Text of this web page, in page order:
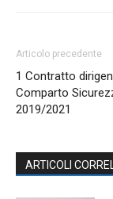
Articolo precedente
1 Contratto
Comparto
2019/2021
ARTICOLI